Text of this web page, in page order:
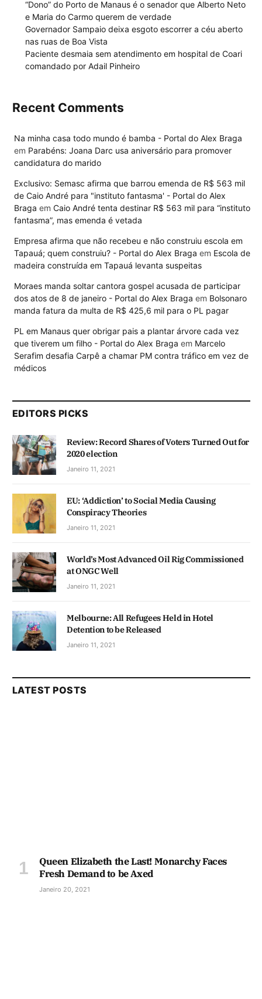
“Dono” do Porto de Manaus é o senador que Alberto Neto
e Maria do Carmo querem de verdade
Governador Sampaio deixa esgoto escorrer a céu aberto
nas ruas de Boa Vista
Paciente desmaia sem atendimento em hospital de Coari
comandado por Adail Pinheiro
Recent Comments
Na minha casa todo mundo é bamba - Portal do Alex Braga
em Parabéns: Joana Darc usa aniversário para promover
candidatura do marido
Exclusivo: Semasc afirma que barrou emenda de R$ 563 mil
de Caio André para "instituto fantasma' - Portal do Alex
Braga em Caio André tenta destinar R$ 563 mil para “instituto
fantasma”, mas emenda é vetada
Empresa afirma que não recebeu e não construiu escola em
Tapauá; quem construiu? - Portal do Alex Braga em Escola de
madeira construída em Tapauá levanta suspeitas
Moraes manda soltar cantora gospel acusada de participar
dos atos de 8 de janeiro - Portal do Alex Braga em Bolsonaro
manda fatura da multa de R$ 425,6 mil para o PL pagar
PL em Manaus quer obrigar pais a plantar árvore cada vez
que tiverem um filho - Portal do Alex Braga em Marcelo
Serafim desafia Carpê a chamar PM contra tráfico em vez de
médicos
EDITORS PICKS
Review: Record Shares of Voters Turned Out for
2020 election
Janeiro 11, 2021
EU: ‘Addiction’ to Social Media Causing
Conspiracy Theories
Janeiro 11, 2021
World’s Most Advanced Oil Rig Commissioned
at ONGC Well
Janeiro 11, 2021
Melbourne: All Refugees Held in Hotel
Detention to be Released
Janeiro 11, 2021
LATEST POSTS
Queen Elizabeth the Last! Monarchy Faces
Fresh Demand to be Axed
Janeiro 20, 2021